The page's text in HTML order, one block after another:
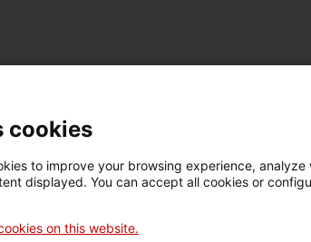
d'imatges
Datation
cookies
to improve your browsing experience, analyze
displayed. You can accept all cookies or
on this website.